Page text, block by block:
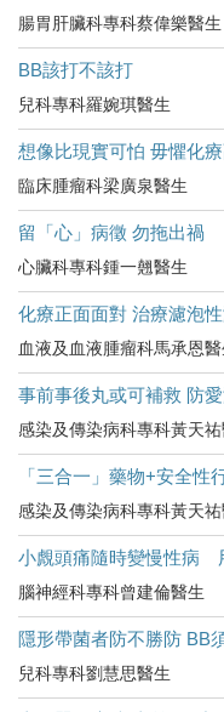
腸胃肝臟科專科蔡偉樂醫生
BB該打不該打
兒科專科羅婉琪醫生
想像比現實可怕 毋懼化
臨床腫瘤科梁廣泉醫生
留「心」病徵 勿拖出禍
心臟科專科鍾一翹醫生
化療正面面對 治療濾泡
血液及血液腫瘤科馬承恩醫
事前事後丸或可補救 防
感染及傳染病科專科黃天
「三合一」藥物+安全性
感染及傳染病科專科黃天
小覤頭痛隨時變慢性病
腦神經科專科曾建倫醫生
隱形帶菌者防不勝防 BB
兒科專科劉慧思醫生